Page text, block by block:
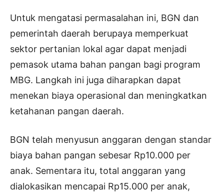
Untuk mengatasi permasalahan ini, BGN dan
pemerintah daerah berupaya memperkuat
sektor pertanian lokal agar dapat menjadi
pemasok utama bahan pangan bagi program
MBG. Langkah ini juga diharapkan dapat
menekan biaya operasional dan meningkatkan
ketahanan pangan daerah.
BGN telah menyusun anggaran dengan standar
biaya bahan pangan sebesar Rp10.000 per
anak. Sementara itu, total anggaran yang
dialokasikan mencapai Rp15.000 per anak,